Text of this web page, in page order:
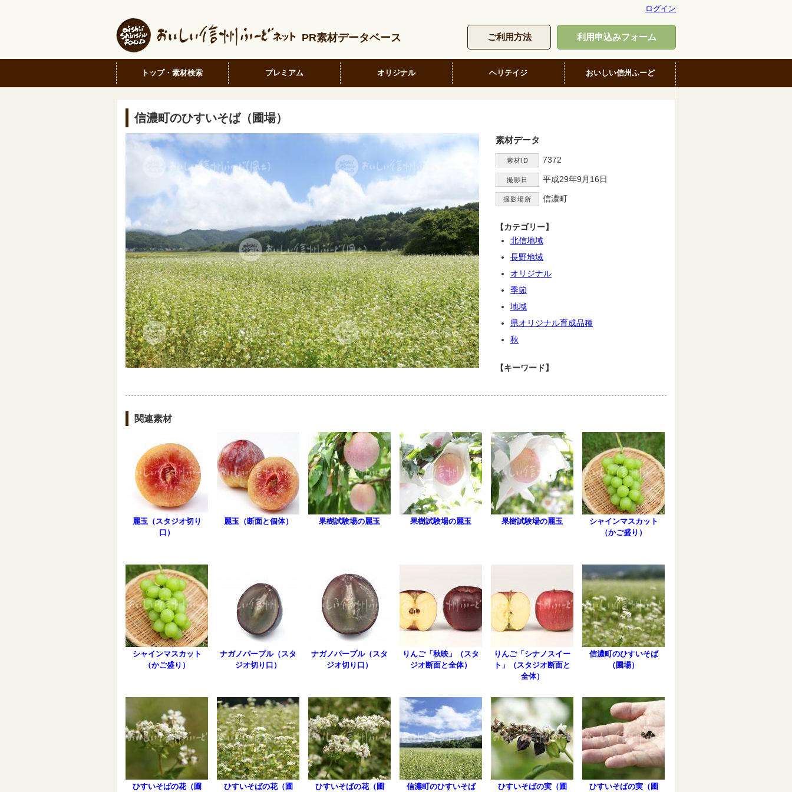
ログイン
PR素材データベース ご利用方法 利用申込みフォーム
トップ・素材検索 プレミアム オリジナル ヘリテイジ おいしい信州ふーど
信濃町のひすいそば（圃場）
素材データ
素材ID 7372
撮影日 平成29年9月16日
撮影場所 信濃町
【カテゴリー】
北信地域
長野地域
オリジナル
季節
地域
県オリジナル育成品種
秋
【キーワード】
関連素材
麗玉（スタジオ切り
口）
麗玉（断面と個体） 果樹試験場の麗玉 果樹試験場の麗玉 果樹試験場の麗玉
シャインマスカット
（かご盛り）
シャインマスカット
（かご盛り）
ナガノパープル（スタ
ジオ切り口）
ナガノパープル（スタ
ジオ切り口）
りんご「秋映」（スタ
ジオ断面と全体）
りんご「シナノスイー
ト」（スタジオ断面と
全体）
信濃町のひすいそば
（圃場）
ひすいそばの花（圃 ひすいそばの花（圃 ひすいそばの花（圃 信濃町のひすいそば ひすいそばの実（圃 ひすいそばの実（圃